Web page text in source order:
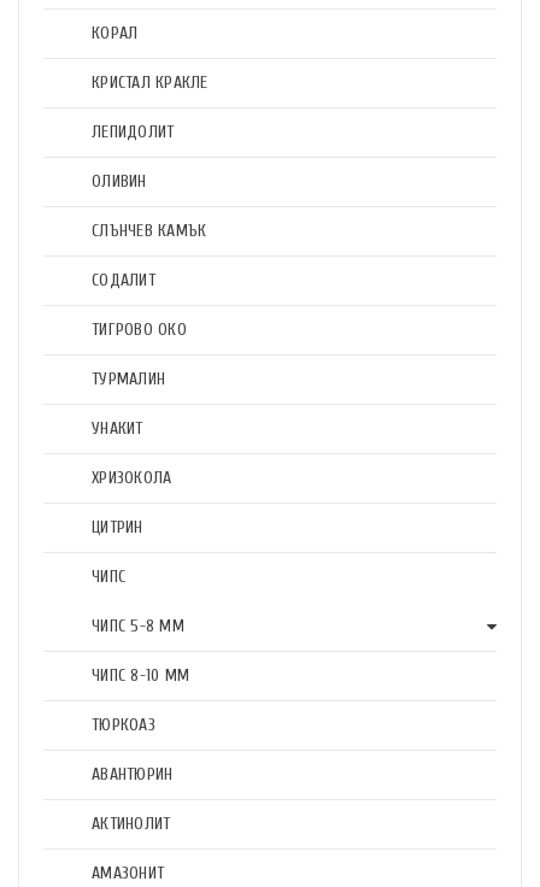
КОРАЛ
КРИСТАЛ КРАКЛЕ
ЛЕПИДОЛИТ
ОЛИВИН
СЛЪНЧЕВ КАМЪК
СОДАЛИТ
ТИГРОВО ОКО
ТУРМАЛИН
УНАКИТ
ХРИЗОКОЛА
ЦИТРИН
ЧИПС
ЧИПС 5-8 ММ
ЧИПС 8-10 ММ
ТЮРКОАЗ
АВАНТЮРИН
АКТИНОЛИТ
АМАЗОНИТ